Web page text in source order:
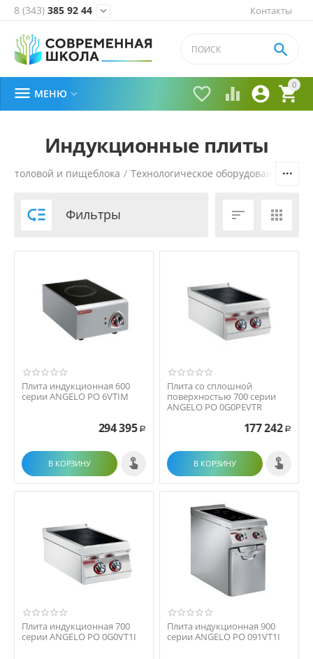
Контакты
8 (343) 385 92 44 
0


 

 МЕНЮ 
Индукционные плиты
столовой и пищеблока / Технологическое оборудование /
 Фильтры  
Плита индукционная 600
серии ANGELO PO 6VTIM
294 395 Р
В КОРЗИНУ
Плита со сплошной
поверхностью 700 серии
ANGELO PO 0G0PEVTR
177 242 Р
В КОРЗИНУ
Плита индукционная 700
серии ANGELO PO 0G0VT1I
Плита индукционная 900
серии ANGELO PO 091VT1I